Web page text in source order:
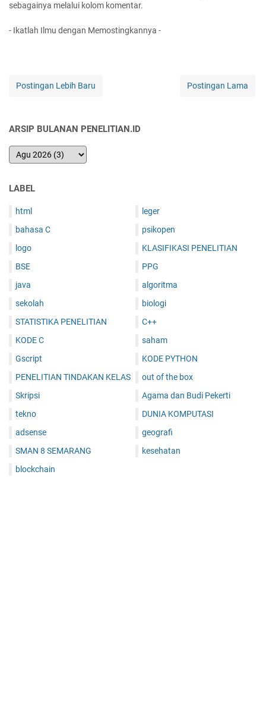
sebagainya melalui kolom komentar.
- Ikatlah Ilmu dengan Memostingkannya -
Postingan Lebih Baru Postingan Lama
ARSIP BULANAN PENELITIAN.ID
LABEL
html
bahasa C
logo
BSE
java
sekolah
STATISTIKA PENELITIAN
KODE C
Gscript
PENELITIAN TINDAKAN KELAS
Skripsi
tekno
adsense
SMAN 8 SEMARANG
blockchain
leger
psikopen
KLASIFIKASI PENELITIAN
PPG
algoritma
biologi
C++
saham
KODE PYTHON
out of the box
Agama dan Budi Pekerti
DUNIA KOMPUTASI
geografi
kesehatan